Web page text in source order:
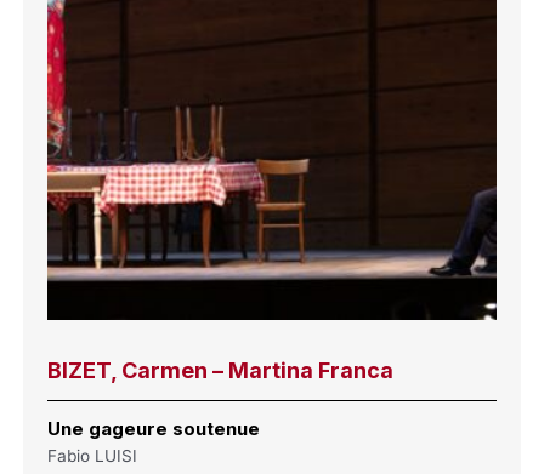
BIZET, Carmen – Martina Franca
Une gageure soutenue
Fabio LUISI